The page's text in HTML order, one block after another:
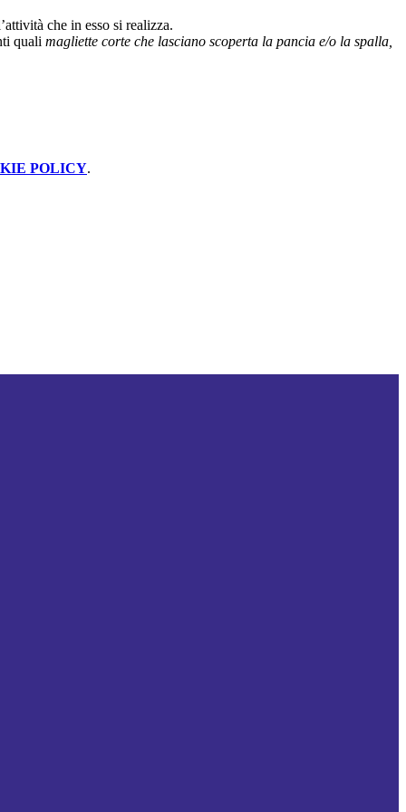
che in esso si realizza.
quali magliette corte che lasciano scoperta la pancia e/o la spalla,
POLICY.